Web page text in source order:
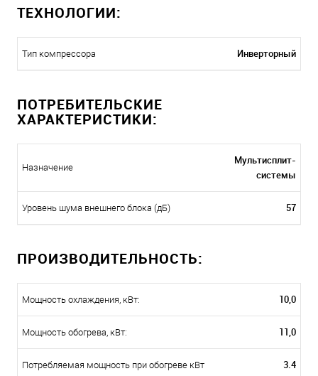
ТЕХНОЛОГИИ:
Тип компрессора Инверторный
ПОТРЕБИТЕЛЬСКИЕ
ХАРАКТЕРИСТИКИ:
Назначение
Мультисплит-
системы
Уровень шума внешнего блока (дБ) 57
ПРОИЗВОДИТЕЛЬНОСТЬ:
Мощность охлаждения, кВт: 10,0
Мощность обогрева, кВт: 11,0
Потребляемая мощность при обогреве кВт 3.4